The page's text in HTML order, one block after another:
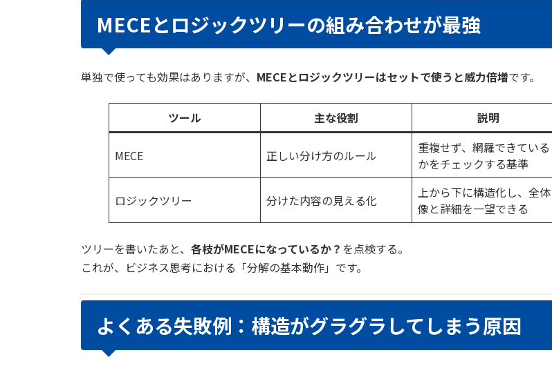
MECEとロジックツリーの組み合わせが最強
単独で使っても効果はありますが、 MECEとロジックツリーはセットで使うと威力倍増です。
ツール 主な役割 説明
MECE 正しい分け方のルール
重複せず、網羅できている
かをチェックする基準
ロジックツリー 分けた内容の見える化
上から下に構造化し、全体
像と詳細を一望できる
ツリーを書いたあと、 各枝がMECEになっているか？ を点検する。
これが、ビジネス思考における「分解の基本動作」です。
よくある失敗例：構造がグラグラしてしまう原因